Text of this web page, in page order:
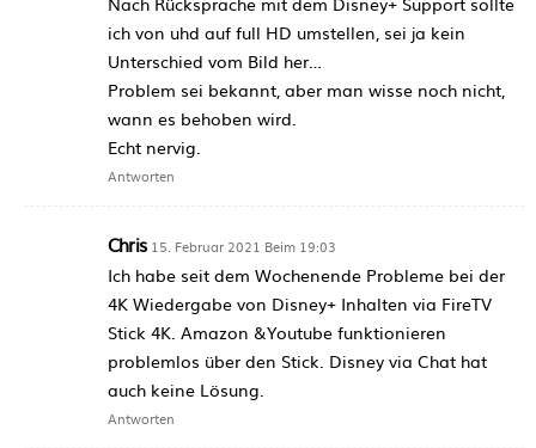
ich von uhd auf full HD umstellen, sei ja kein
Unterschied vom Bild her…
Problem sei bekannt, aber man wisse noch nicht,
wann es behoben wird.
Echt nervig.
Antworten
Chris 15. Februar 2021 Beim 19:03
Ich habe seit dem Wochenende Probleme bei der
4K Wiedergabe von Disney+ Inhalten via FireTV
Stick 4K. Amazon &Youtube funktionieren
problemlos über den Stick. Disney via Chat hat
auch keine Lösung.
Antworten